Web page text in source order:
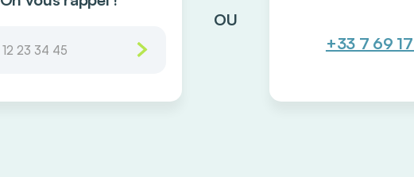
OU
+33 7 69